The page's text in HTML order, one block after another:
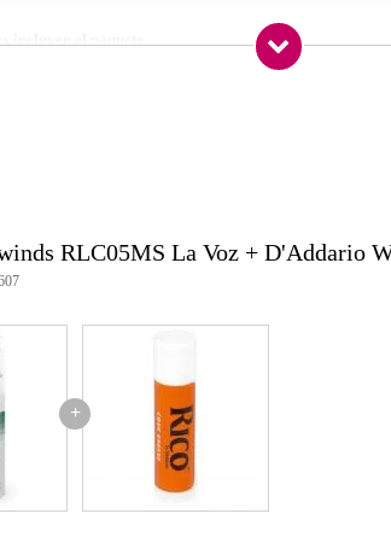
5
natural
RLC05MS
barítono
(marrón)
RLC05MS La Voz + D'Addario
+